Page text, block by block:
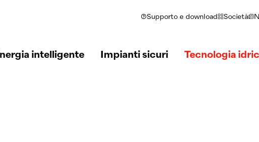
Supporto e download Società
intelligente Impianti sicuri Tecnologia